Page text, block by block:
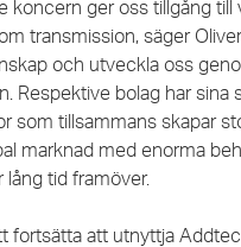
koncern ger oss tillgång till
transmission, säger
och utveckla oss
Respektive bolag har sina
som tillsammans skapar
marknad med enorma
lång tid framöver.
fortsätta att utnyttja